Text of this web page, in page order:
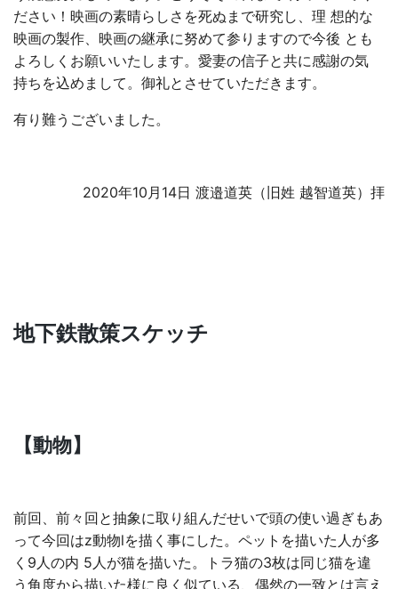
ださい！映画の素晴らしさを死ぬまで研究し、理 想的な
映画の製作、映画の継承に努めて参りますので今後 とも
よろしくお願いいたします。愛妻の信子と共に感謝の気
持ちを込めまして。御礼とさせていただきます。
有り難うございました。
2020年10月14日 渡邉道英（旧姓 越智道英）拝
地下鉄散策スケッチ
【動物】
前回、前々回と抽象に取り組んだせいで頭の使い過ぎもあ
って今回はz動物lを描く事にした。ペットを描いた人が多
く9人の内 5人が猫を描いた。トラ猫の3枚は同じ猫を違
う角度から描いた様に良く似ている、偶然の一致とは言え